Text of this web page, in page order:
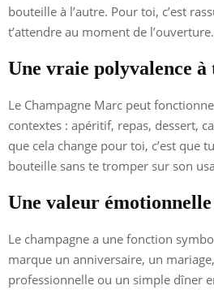
bouteille à l’autre. Pour toi, c’est
t’attendre au moment de l’ouverture.
Une vraie polyvalence à
Le Champagne Marc peut
contextes : apéritif, repas, dessert,
que cela change pour toi, c’est que
bouteille sans te tromper sur son
Une valeur
Le champagne a une fonction
marque un anniversaire, un
professionnelle ou un simple dîner